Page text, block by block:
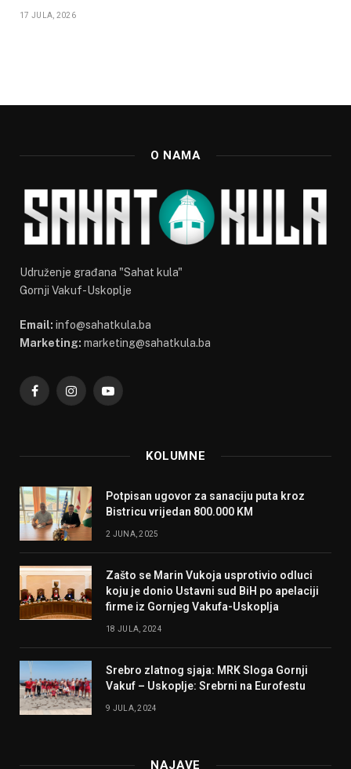
17 JULA, 2026
O NAMA
Udruženje građana "Sahat kula"
Gornji Vakuf-Uskoplje
Email: info@sahatkula.ba
Marketing: marketing@sahatkula.ba
FacebookInstagramYouTube
KOLUMNE
Potpisan ugovor za sanaciju puta kroz
Bistricu vrijedan 800.000 KM
2 JUNA, 2025
Zašto se Marin Vukoja usprotivio odluci
koju je donio Ustavni sud BiH po apelaciji
firme iz Gornjeg Vakufa-Uskoplja
18 JULA, 2024
Srebro zlatnog sjaja: MRK Sloga Gornji
Vakuf – Uskoplje: Srebrni na Eurofestu
9 JULA, 2024
NAJAVE